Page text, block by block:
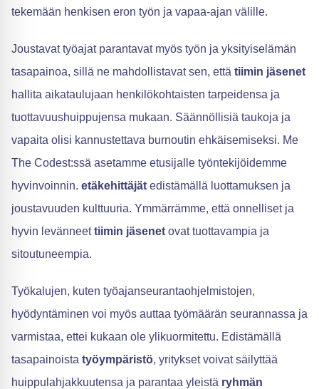
tekemään henkisen eron työn ja vapaa-ajan välille.
Joustavat työajat parantavat myös työn ja yksityiselämän
tasapainoa, sillä ne mahdollistavat sen, että tiimin jäsenet
hallita aikataulujaan henkilökohtaisten tarpeidensa ja
tuottavuushuippujensa mukaan. Säännöllisiä taukoja ja
vapaita olisi kannustettava burnoutin ehkäisemiseksi. Me
The Codest:ssä asetamme etusijalle työntekijöidemme
hyvinvoinnin. etäkehittäjät edistämällä luottamuksen ja
joustavuuden kulttuuria. Ymmärrämme, että onnelliset ja
hyvin levänneettiimin jäsenet ovat tuottavampia ja
sitoutuneempia.
Työkalujen, kuten työajanseurantaohjelmistojen,
hyödyntäminen voi myös auttaa työmäärän seurannassa ja
varmistaa, ettei kukaan ole ylikuormitettu. Edistämällä
tasapainoista työympäristö, yritykset voivat säilyttää
huippulahjakkuutensa ja parantaa yleistä ryhmän